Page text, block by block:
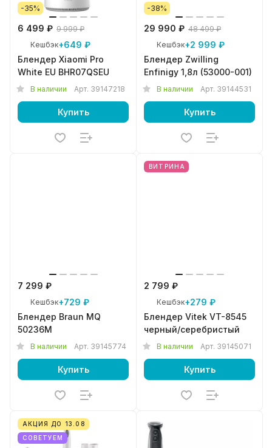
-35%
6 499 ₽ 9 999 ₽
Кешбэк+649 ₽
Блендер Xiaomi Pro
White EU BHR07QSEU
В наличии Арт. 39147218
Купить
-38%
29 990 ₽ 48 499 ₽
Кешбэк+2 999 ₽
Блендер Zwilling
Enfinigy 1,8л (53000-001)
В наличии Арт. 39144531
Купить
7 299 ₽
Кешбэк+729 ₽
Блендер Braun MQ
50236M
В наличии Арт. 39145774
Купить
ВИТРИНА
2 799 ₽
Кешбэк+279 ₽
Блендер Vitek VT-8545
черный/серебристый
В наличии Арт. 39145071
Купить
АКЦИЯ ДО 13.08
СОВЕТУЕМ